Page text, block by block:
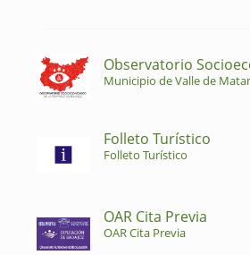
Observatorio
Municipio de Valle de
Folleto Turístico
Folleto Turístico
OAR Cita Previa
OAR Cita Previa